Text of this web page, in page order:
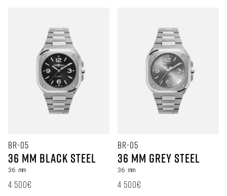
BR-05
36 mm Black Steel
36 mm
定価
4 500€
BR-05
36 mm Grey Steel
36 mm
定価
4 500€